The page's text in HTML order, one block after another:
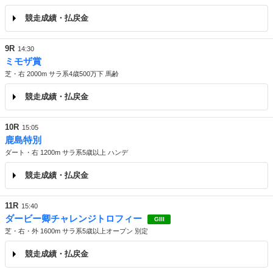
競走成績・払戻金
9R 14:30
ミモザ賞
芝・右 2000m サラ系4歳500万下 馬齢
競走成績・払戻金
10R 15:05
鹿島特別
ダート・右 1200m サラ系5歳以上 ハンデ
競走成績・払戻金
11R 15:40
ダービー卿チャレンジトロフィー GIII
芝・右・外 1600m サラ系5歳以上オープン 別定
競走成績・払戻金